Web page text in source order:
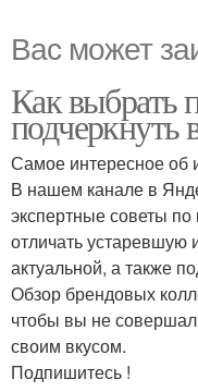
Вас может
Как выбрать
подчеркнуть
Самое интересное об
В нашем канале в
экспертные советы
отличать устаревшую
актуальной, а также
Обзор брендовых
чтобы вы не
своим вкусом.
Подпишитесь !